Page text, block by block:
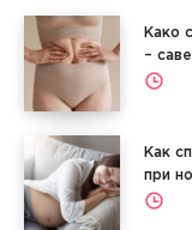
Како
–
Как
при